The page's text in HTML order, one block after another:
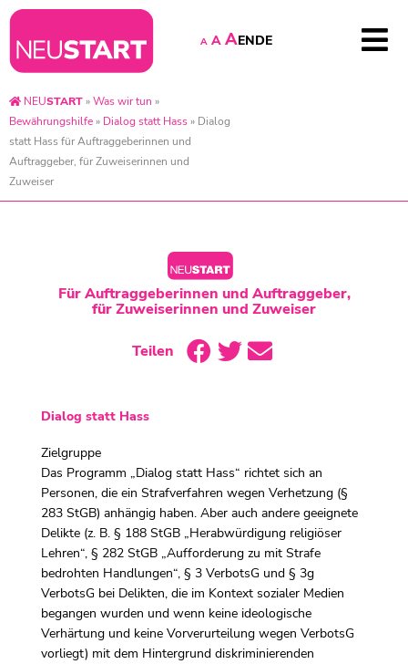
A A AENDE
NEUSTART»Was wir tun »
Bewährungshilfe» Dialog statt Hass» Dialog
statt Hass für Auftraggeberinnen und
Auftraggeber, für Zuweiserinnen und
Zuweiser
Für Auftraggeberinnen und Auftraggeber,
für Zuweiserinnen und Zuweiser
Teilen
Dialog statt Hass
Zielgruppe
Das Programm „Dialog statt Hass“ richtet sich an
Personen, die ein Strafverfahren wegen Verhetzung (§
283 StGB) anhängig haben. Aber auch andere geeignete
Delikte (z. B. § 188 StGB „Herabwürdigung religiöser
Lehren“, § 282 StGB „Aufforderung zu mit Strafe
bedrohten Handlungen“, § 3 VerbotsG und § 3g
VerbotsG bei Delikten, die im Kontext sozialer Medien
begangen wurden und wenn keine ideologische
Verhärtung und keine Vorverurteilung wegen VerbotsG
vorliegt) mit dem Hintergrund diskriminierenden